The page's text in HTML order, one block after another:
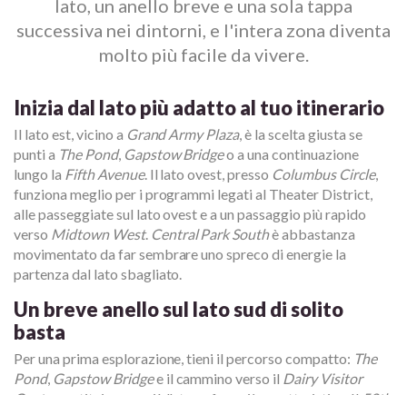
lato, un anello breve e una sola tappa
successiva nei dintorni, e l'intera zona diventa
molto più facile da vivere.
Inizia dal lato più adatto al tuo itinerario
Il lato est, vicino a Grand Army Plaza, è la scelta giusta se
punti a The Pond, Gapstow Bridgeo a una continuazione
lungo la Fifth Avenue. Il lato ovest, presso Columbus Circle,
funziona meglio per i programmi legati al Theater District,
alle passeggiate sul lato ovest e a un passaggio più rapido
verso Midtown West. Central Park Southè abbastanza
movimentato da far sembrare uno spreco di energie la
partenza dal lato sbagliato.
Un breve anello sul lato sud di solito
basta
Per una prima esplorazione, tieni il percorso compatto: The
Pond, Gapstow Bridgee il cammino verso il Dairy Visitor